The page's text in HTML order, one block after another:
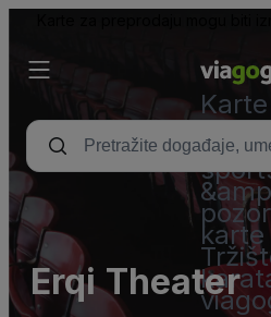
Karte
-
karte |
Erqi Theater